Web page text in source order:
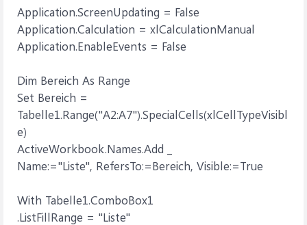
Application.ScreenUpdating = False
Application.Calculation = xlCalculationManual
Application.EnableEvents = False
Dim Bereich As Range
Set Bereich =
Tabelle1.Range("A2:A7").SpecialCells(xlCellTypeVisibl
e)
ActiveWorkbook.Names.Add _
Name:="Liste", RefersTo:=Bereich, Visible:=True
With Tabelle1.ComboBox1
.ListFillRange = "Liste"